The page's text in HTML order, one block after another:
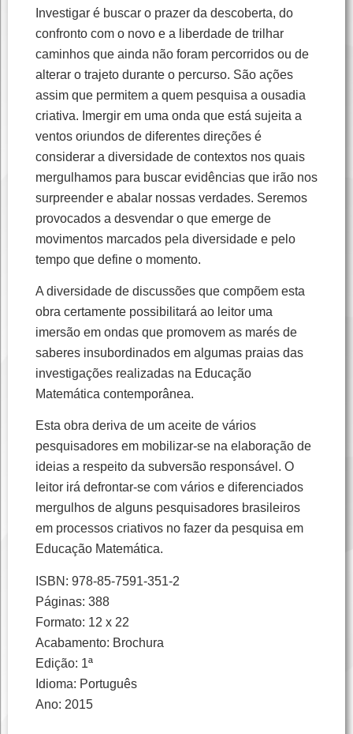
Investigar é buscar o prazer da descoberta, do
confronto com o novo e a liberdade de trilhar
caminhos que ainda não foram percorridos ou de
alterar o trajeto durante o percurso. São ações
assim que permitem a quem pesquisa a ousadia
criativa. Imergir em uma onda que está sujeita a
ventos oriundos de diferentes direções é
considerar a diversidade de contextos nos quais
mergulhamos para buscar evidências que irão nos
surpreender e abalar nossas verdades. Seremos
provocados a desvendar o que emerge de
movimentos marcados pela diversidade e pelo
tempo que define o momento.
A diversidade de discussões que compõem esta
obra certamente possibilitará ao leitor uma
imersão em ondas que promovem as marés de
saberes insubordinados em algumas praias das
investigações realizadas na Educação
Matemática contemporânea.
Esta obra deriva de um aceite de vários
pesquisadores em mobilizar-se na elaboração de
ideias a respeito da subversão responsável. O
leitor irá defrontar-se com vários e diferenciados
mergulhos de alguns pesquisadores brasileiros
em processos criativos no fazer da pesquisa em
Educação Matemática.
ISBN: 978-85-7591-351-2
Páginas: 388
Formato: 12 x 22
Acabamento: Brochura
Edição: 1ª
Idioma: Português
Ano: 2015